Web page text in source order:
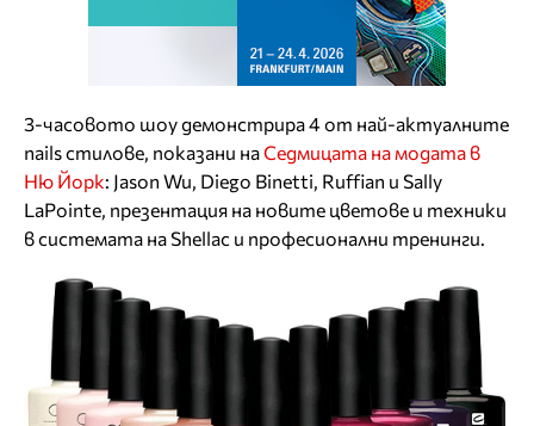
3-часовото шоу демонстрира 4 от най-актуалните
nails стилове, показани наСедмицата на модата в
Ню Йорк: Jason Wu, Diego Binetti, Ruffian и Sally
LaPointe, презентация на новите цветове и техники
в системата на Shellac и професионални тренинги.